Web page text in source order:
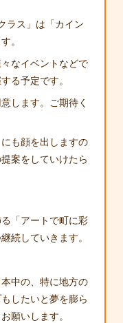
ラス」は「カイン
。
なイベントなどで
る予定です。
します。ご期待く
も顔を出しますの
案をしていけたら
「アートで町に彩
続していきます。
中の、特に地方の
したいと夢を膨ら
願いします。